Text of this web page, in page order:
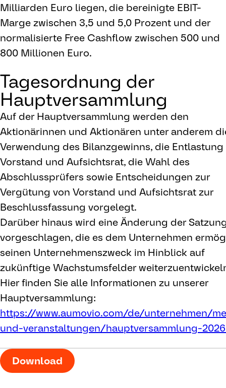
Milliarden Euro liegen, die bereinigte EBIT-
Marge zwischen 3,5 und 5,0 Prozent und der
normalisierte Free Cashflow zwischen 500 und
800 Millionen Euro.
Tagesordnung der
Hauptversammlung
Auf der Hauptversammlung werden den
Aktionärinnen und Aktionären unter anderem
Verwendung des Bilanzgewinns, die Entlastung
Vorstand und Aufsichtsrat, die Wahl des
Abschlussprüfers sowie Entscheidungen zur
Vergütung von Vorstand und Aufsichtsrat zur
Beschlussfassung vorgelegt.
Darüber hinaus wird eine Änderung der
vorgeschlagen, die es dem Unternehmen
seinen Unternehmenszweck im Hinblick auf
zukünftige Wachstumsfelder
Hier finden Sie alle Informationen zu unserer
Hauptversammlung:
https://www.aumovio.com/de/unternehmen/
und-veranstaltungen/hauptversammlung-
Download